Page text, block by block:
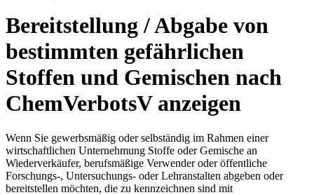
Bereitstellung / Abgabe von
bestimmten gefährlichen
Stoffen und Gemischen nach
ChemVerbotsV anzeigen
Wenn Sie gewerbsmäßig oder selbständig im Rahmen einer
wirtschaftlichen Unternehmung Stoffe oder Gemische an
Wiederverkäufer, berufsmäßige Verwender oder öffentliche
Forschungs-, Untersuchungs- oder Lehranstalten abgeben oder
bereitstellen möchten, die zu kennzeichnen sind mit